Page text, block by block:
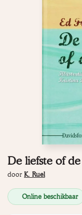
De liefste of
door K. Ruel
Online beschikbaar